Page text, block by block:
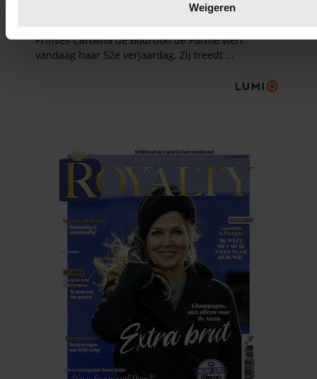
functies voor social media te bieden en om ons
Ook delen we informatie over uw gebruik van onze site met
combineren met andere informatie die u aan ze heeft
Weigeren